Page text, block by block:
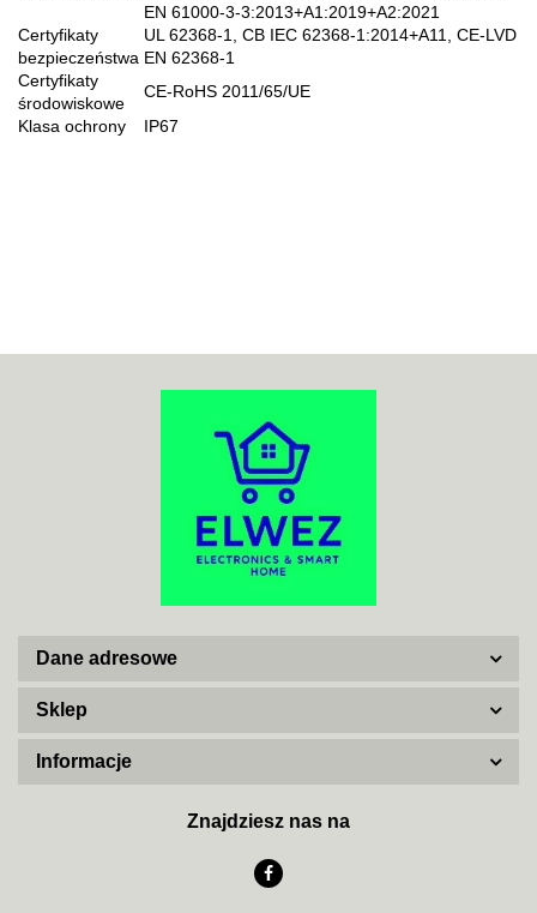
EN 61000-3-3:2013+A1:2019+A2:2021
Certyfikaty
bezpieczeństwa
UL 62368-1, CB IEC 62368-1:2014+A11, CE-LVD
EN 62368-1
Certyfikaty
środowiskowe
CE-RoHS 2011/65/UE
Klasa ochrony
IP67
ACO
ADATA
AJAX SYSTEMS
Dane adresowe
Sklep
Informacje
Znajdziesz nas na